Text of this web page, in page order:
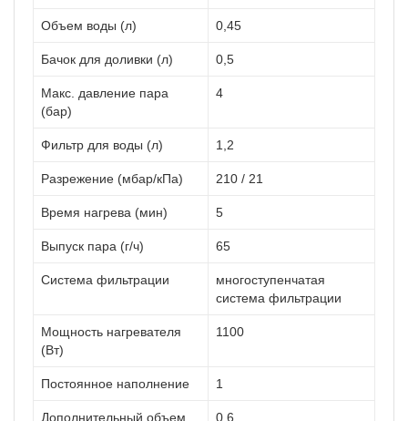
Объем воды (л) 0,45
Бачок для доливки (л) 0,5
Макс. давление пара
(бар)
4
Фильтр для воды (л) 1,2
Разрежение (мбар/кПа) 210 / 21
Время нагрева (мин) 5
Выпуск пара (г/ч) 65
Система фильтрации
многоступенчатая
система фильтрации
Мощность нагревателя
(Вт)
1100
Постоянное наполнение 1
Дополнительный объем 0,6